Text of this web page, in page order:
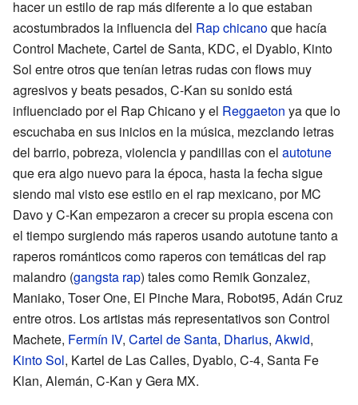
hacer un estilo de rap más diferente a lo que estaban
acostumbrados la influencia del Rap chicanoque hacía
Control Machete, Cartel de Santa, KDC, el Dyablo, Kinto
Sol entre otros que tenían letras rudas con flows muy
agresivos y beats pesados, C-Kan su sonido está
influenciado por el Rap Chicano y el Reggaeton ya que lo
escuchaba en sus inicios en la música, mezclando letras
del barrio, pobreza, violencia y pandillas con el autotune
que era algo nuevo para la época, hasta la fecha sigue
siendo mal visto ese estilo en el rap mexicano, por MC
Davo y C-Kan empezaron a crecer su propia escena con
el tiempo surgiendo más raperos usando autotune tanto a
raperos románticos como raperos con temáticas del rap
malandro (gangsta rap) tales como Remik Gonzalez,
Maniako, Toser One, El Pinche Mara, Robot95, Adán Cruz
entre otros. Los artistas más representativos son Control
Machete, Fermín IV, Cartel de Santa, Dharius, Akwid,
Kinto Sol, Kartel de Las Calles, Dyablo, C-4, Santa Fe
Klan, Alemán, C-Kan y Gera MX.